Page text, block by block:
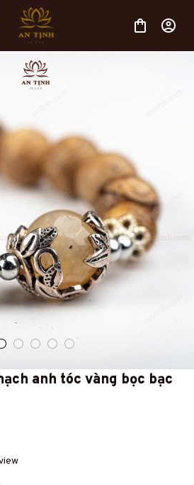
anh tóc vàng bọc bạc